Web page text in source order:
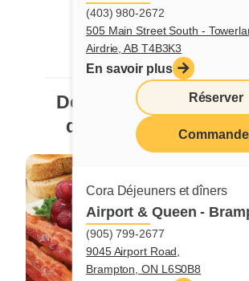
(403) 980-2672
505 Main Street South -
Airdrie, AB T4B3K3
En savoir plus
Réserver
Cora Déjeuners et dîners
Airport & Queen -
(905) 799-2677
9045 Airport Road,
Brampton, ON L6S0B8
LE MENU CORA
Des plats colorés
de saveurs et de